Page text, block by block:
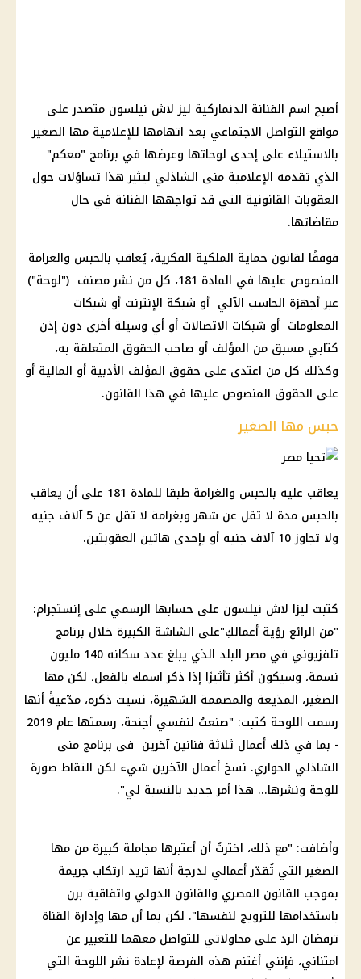
أصبح اسم الفنانة الدنماركية ليز لاش نيلسون متصدر على
مواقع التواصل الاجتماعي بعد اتهامها للإعلامية مها الصغير
بالاستيلاء على إحدى لوحاتها وعرضها في برنامج "معكم"
الذي تقدمه الإعلامية منى الشاذلي ليثير هذا تساؤلات حول
العقوبات القانونية التي قد تواجهها الفنانة في حال
مقاضاتها.
فوفقًا لقانون حماية الملكية الفكرية، يُعاقب بالحبس والغرامة
المنصوص عليها في المادة 181، كل من نشر مصنف ("لوحة")
عبر أجهزة الحاسب الآلي أو شبكة الإنترنت أو شبكات
المعلومات أو شبكات الاتصالات أو أي وسيلة أخرى دون إذن
كتابي مسبق من المؤلف أو صاحب الحقوق المتعلقة به،
وكذلك كل من اعتدى على حقوق المؤلف الأدبية أو المالية أو
على الحقوق المنصوص عليها في هذا القانون.
حبس مها الصغير
يعاقب عليه بالحبس والغرامة طبقا للمادة 181 على أن يعاقب
بالحبس مدة لا تقل عن شهر وبغرامة لا تقل عن 5 آلاف جنيه
ولا تجاوز 10 آلاف جنيه أو بإحدى هاتين العقوبتين.
كتبت ليزا لاش نيلسون على حسابها الرسمي على إنستجرام:
"من الرائع رؤية أعمالكِ"على الشاشة الكبيرة خلال برنامج
تلفزيوني في مصر البلد الذي يبلغ عدد سكانه 140 مليون
نسمة، وسيكون أكثر تأثيرًا إذا ذكر اسمك بالفعل، لكن مها
الصغير، المذيعة والمصممة الشهيرة، نسيت ذكره، مدّعيةً أنها
رسمت اللوحة كتبت: "صنعتُ لنفسي أجنحة، رسمتها عام 2019
- بما في ذلك أعمال ثلاثة فنانين آخرين فى برنامج منى
الشاذلي الحواري. نسخ أعمال الآخرين شيء لكن التقاط صورة
للوحة ونشرها... هذا أمر جديد بالنسبة لي".
وأضافت: "مع ذلك، اخترتُ أن أعتبرها مجاملة كبيرة من مها
الصغير التي تُقدّر أعمالي لدرجة أنها تريد ارتكاب جريمة
بموجب القانون المصري والقانون الدولي واتفاقية برن
باستخدامها للترويج لنفسها". لكن بما أن مها وإدارة القناة
ترفضان الرد على محاولاتي للتواصل معهما للتعبير عن
امتناني، فإنني أغتنم هذه الفرصة لإعادة نشر اللوحة التي